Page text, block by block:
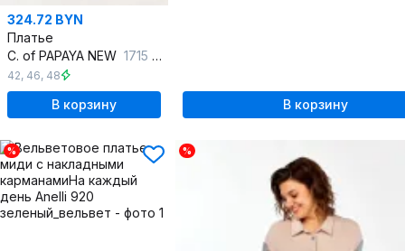
324.72 BYN
Платье
C. of PAPAYA NEW 1715 черный
42, 46, 48
В корзину В корзину
% %